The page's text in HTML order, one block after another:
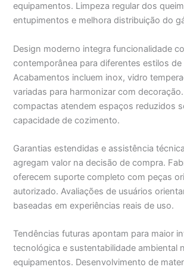
equipamentos. Limpeza regular dos
entupimentos e melhora distribuição do
Design moderno integra funcionalidade
contemporânea para diferentes estilos de
Acabamentos incluem inox, vidro
variadas para harmonizar com
compactas atendem espaços reduzidos
capacidade de cozimento.
Garantias estendidas e assistência
agregam valor na decisão de compra.
oferecem suporte completo com peças
autorizado. Avaliações de usuários
baseadas em experiências reais de uso.
Tendências futuras apontam para maior
tecnológica e sustentabilidade ambiental
equipamentos. Desenvolvimento de